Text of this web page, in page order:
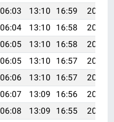
06:03 13:10 16:59
20:08
06:04 13:10 16:58
20:07
06:05 13:10 16:58
20:05
06:05 13:10 16:57
20:04
06:06 13:10 16:57
20:03
06:07 13:09 16:56
20:01
06:08 13:09 16:55
20:00